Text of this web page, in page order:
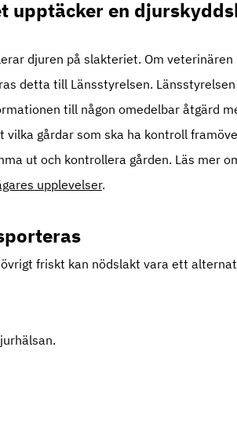
upptäcker en
djuren på slakteriet. Om veterinären
detta till Länsstyrelsen.
till någon omedelbar åtgärd
gårdar som ska ha kontroll
ut och kontrollera gården. Läs mer
upplevelser.
friskt kan nödslakt vara ett